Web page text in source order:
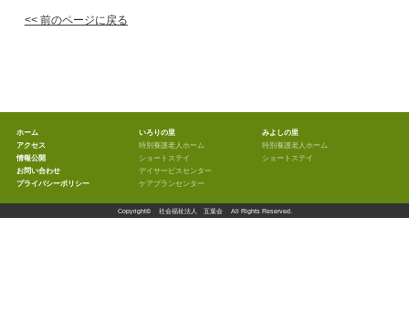
<< 前のページに戻る
ホーム
アクセス
情報公開
お問い合わせ
プライバシーポリシー
いろりの里
特別養護老人ホーム
ショートステイ
デイサービスセンター
ケアプランセンター
みよしの里
特別養護老人ホーム
ショートステイ
Copyright© 社会福祉法人 五葉会 All Rights Reserved.